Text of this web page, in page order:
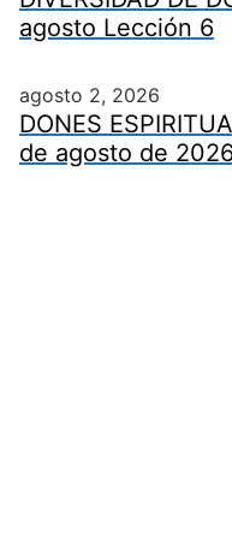
agosto Lección 6
agosto 2, 2026
DONES
de agosto de